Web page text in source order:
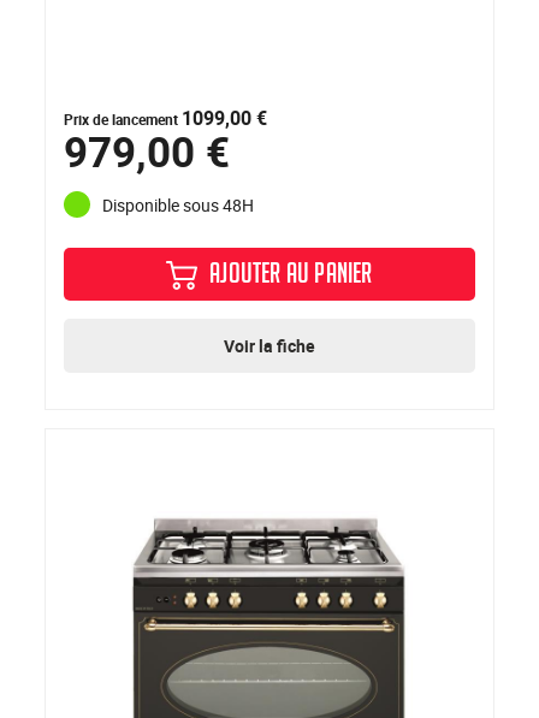
Prix de lancement 1099,00 €
979,00 €
Disponible sous 48H
AJOUTER AU PANIER
Voir la fiche